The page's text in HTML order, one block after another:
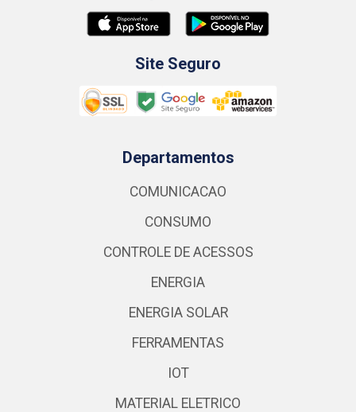
Site Seguro
Departamentos
COMUNICACAO
CONSUMO
CONTROLE DE ACESSOS
ENERGIA
ENERGIA SOLAR
FERRAMENTAS
IOT
MATERIAL ELETRICO